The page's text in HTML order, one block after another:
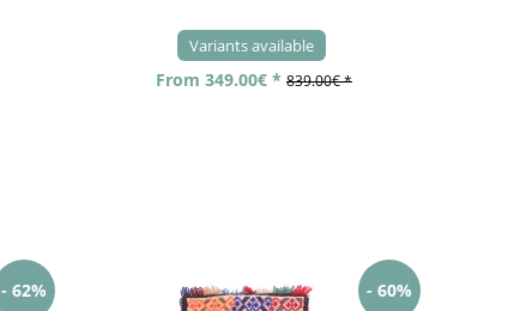
Variants available
From 349.00€ * 839.00€ *
- 62% - 60%